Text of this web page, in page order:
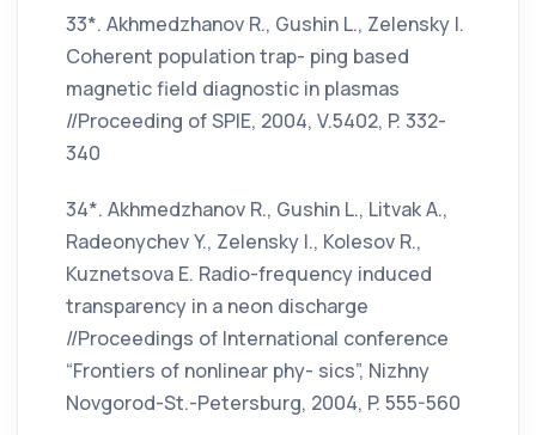
33*. Akhmedzhanov R., Gushin L., Zelensky I.
Coherent population trap- ping based
magnetic field diagnostic in plasmas
//Proceeding of SPIE, 2004, V.5402, P. 332-
340
34*. Akhmedzhanov R., Gushin L., Litvak A.,
Radeonychev Y., Zelensky I., Kolesov R.,
Kuznetsova E. Radio-frequency induced
transparency in a neon discharge
//Proceedings of International conference
“Frontiers of nonlinear phy- sics”, Nizhny
Novgorod-St.-Petersburg, 2004, P. 555-560